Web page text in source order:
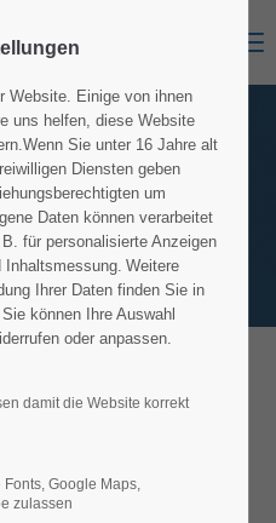
MS 2668 RT &
RT und MS 3268 RT
Website. Einige von ihnen
uns helfen, diese Website
Wenn Sie unter 16 Jahre alt
Diensten geben
um
Daten können verarbeitet
für personalisierte Anzeigen
Inhaltsmessung. Weitere
Ihrer Daten finden Sie in
Sie können Ihre Auswahl
oder anpassen.
damit die Website korrekt
Google Maps,
zulassen